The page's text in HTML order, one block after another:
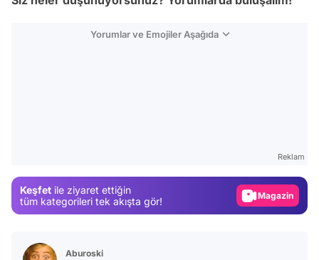
Yorumlar ve Emojiler Aşağıda
Reklam
Keşfet ile ziyaret ettiğin
tüm kategorileri tek akışta gör!
Video
Aburoski